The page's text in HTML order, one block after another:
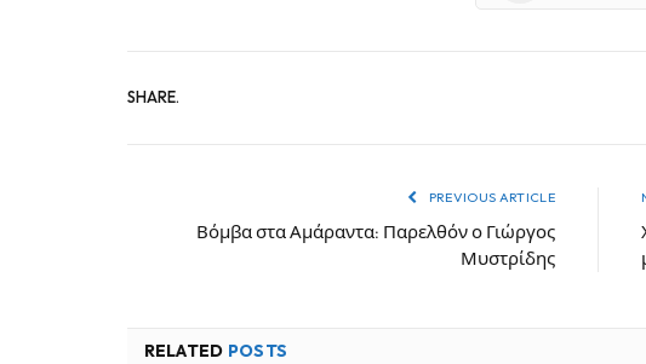
SHARE.
PREVIOUS ARTICLE
Βόμβα στα Αμάραντα: Παρελθόν ο Γιώργος
Μυστρίδης
RELATED POSTS